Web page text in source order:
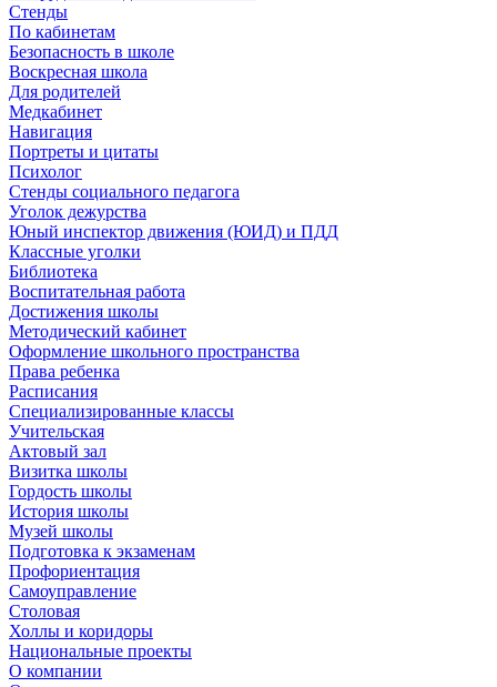
Стенды
По кабинетам
Безопасность в школе
Воскресная школа
Для родителей
Медкабинет
Навигация
Портреты и цитаты
Психолог
Стенды социального педагога
Уголок дежурства
Юный инспектор движения (ЮИД) и ПДД
Классные уголки
Библиотека
Воспитательная работа
Достижения школы
Методический кабинет
Оформление школьного пространства
Права ребенка
Расписания
Специализированные классы
Учительская
Актовый зал
Визитка школы
Гордость школы
История школы
Музей школы
Подготовка к экзаменам
Профориентация
Самоуправление
Столовая
Холлы и коридоры
Национальные проекты
О компании